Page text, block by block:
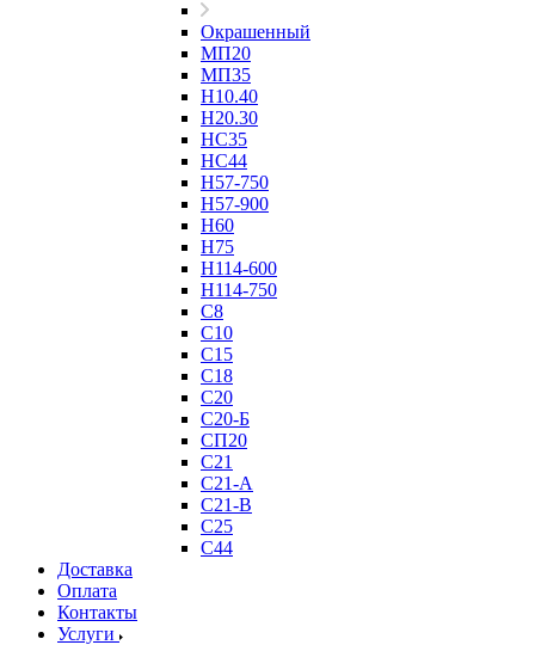
Окрашенный
МП20
МП35
Н10.40
Н20.30
НС35
НС44
Н57-750
Н57-900
Н60
Н75
Н114-600
Н114-750
С8
С10
С15
С18
С20
С20-Б
СП20
С21
С21-А
С21-В
С25
С44
Доставка
Оплата
Контакты
Услуги